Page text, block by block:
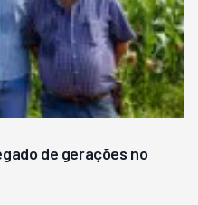
de gerações no